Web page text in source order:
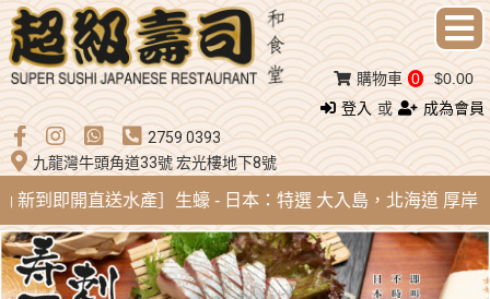
登入 或
成為會員
2759 0393
九龍灣牛頭角道33號 宏光樓地下8號
購物車 0 $0.00
到即開直送水產］生蠔 - 日本：特選 大入島，北海道 厚岸